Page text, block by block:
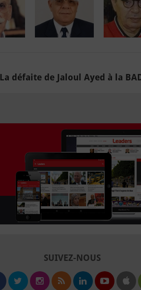
La défaite de Jaloul Ayed à la
SUIVEZ-NOUS